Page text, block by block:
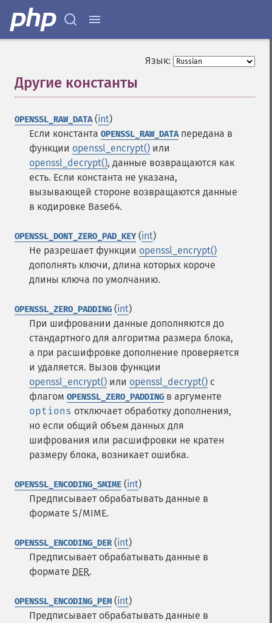
Язык:
Другие константы
OPENSSL_RAW_DATA(int)
Если константа OPENSSL_RAW_DATAпередана в
функции openssl_encrypt() или
openssl_decrypt(), данные возвращаются как
есть. Если константа не указана,
вызывающей стороне возвращаются данные
в кодировке Base64.
OPENSSL_DONT_ZERO_PAD_KEY(int)
Не разрешает функции openssl_encrypt()
дополнять ключи, длина которых короче
длины ключа по умолчанию.
OPENSSL_ZERO_PADDING (int)
При шифровании данные дополняются до
стандартного для алгоритма размера блока,
а при расшифровке дополнение проверяется
и удаляется. Вызов функции
openssl_encrypt() или openssl_decrypt() с
флагом OPENSSL_ZERO_PADDING в аргументе
options отключает обработку дополнения,
но если общий объем данных для
шифрования или расшифровки не кратен
размеру блока, возникает ошибка.
OPENSSL_ENCODING_SMIME (int)
Предписывает обрабатывать данные в
формате S/MIME.
OPENSSL_ENCODING_DER(int)
Предписывает обрабатывать данные в
формате DER.
OPENSSL_ENCODING_PEM(int)
Предписывает обрабатывать данные в